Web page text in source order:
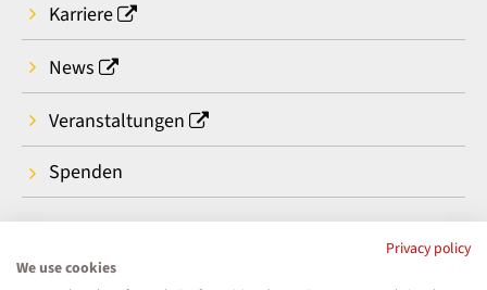
Karriere
News
Veranstaltungen
Spenden
Privacy policy
We use cookies